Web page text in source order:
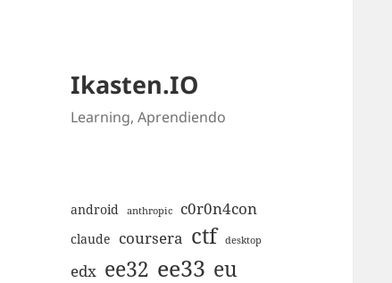
Ikasten.IO
Learning, Aprendiendo
android anthropic c0r0n4con
claude coursera ctf desktop
edx ee32 ee33 eu